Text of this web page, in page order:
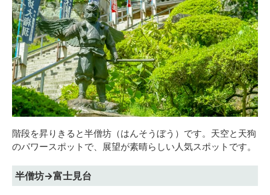
階段を昇りきると半僧坊（はんそうぼう）です。天空と天狗
のパワースポットで、展望が素晴らしい人気スポットです。
半僧坊→富士見台